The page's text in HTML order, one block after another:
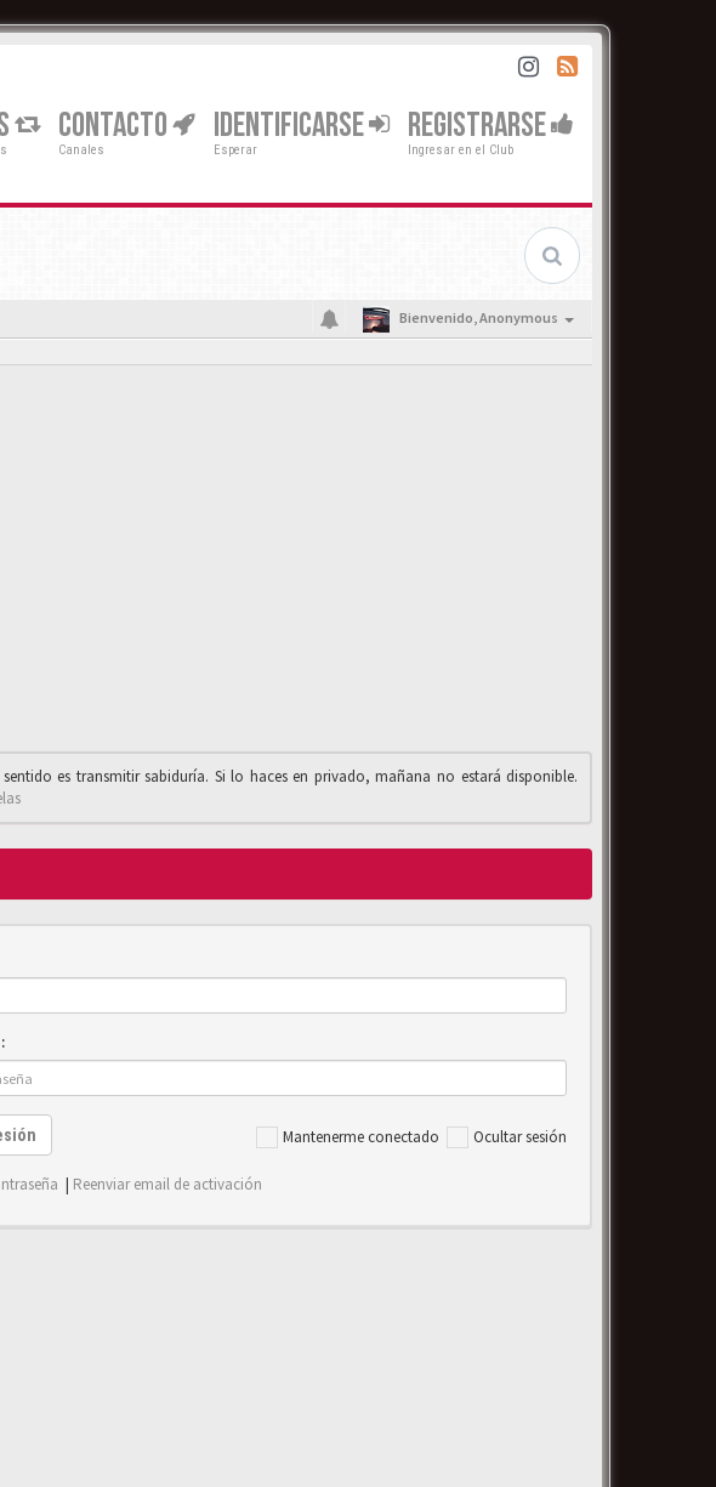
CONTACTO
Canales
IDENTIFICARSE
Esperar
REGISTRARSE
Ingresar en el Club
Bienvenido,Anonymous
es transmitir sabiduría. Si lo haces en privado, mañana no estará disponible.
Mantenerme conectado Ocultar sesión
| Reenviar email de activación